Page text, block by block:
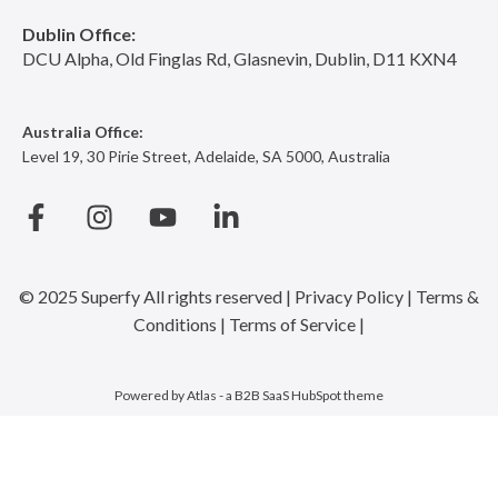
Dublin Office:
DCU Alpha, Old Finglas Rd, Glasnevin, Dublin, D11 KXN4
Australia Office:
Level 19, 30 Pirie Street, Adelaide, SA 5000, Australia
© 2025 Superfy All rights reserved | Privacy Policy | Terms &
Conditions | Terms of Service |
Powered by Atlas - a B2B SaaS HubSpot theme